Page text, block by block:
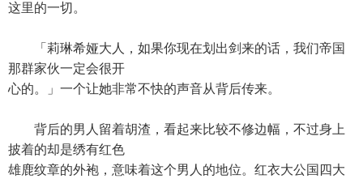
这里的一切。
「莉琳希娅大人，如果你现在划出剑来的话，我们帝国
那群家伙一定会很开
心的。」一个让她非常不快的声音从背后传来。
背后的男人留着胡渣，看起来比较不修边幅，不过身上
披着的却是绣有红色
雄鹿纹章的外袍，意味着这个男人的地位。红衣大公国四大